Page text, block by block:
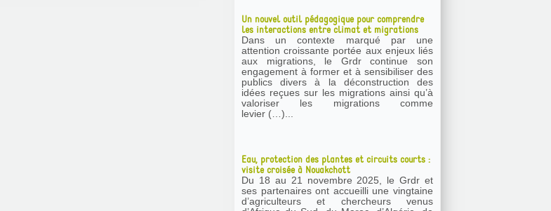
Un nouvel outil pédagogique pour comprendre
les interactions entre climat et migrations
Dans un contexte marqué par une
attention croissante portée aux enjeux liés
aux migrations, le Grdr continue son
engagement à former et à sensibiliser des
publics divers à la déconstruction des
idées reçues sur les migrations ainsi qu’à
valoriser les migrations comme
levier (…)...
Eau, protection des plantes et circuits courts :
visite croisée à Nouakchott
Du 18 au 21 novembre 2025, le Grdr et
ses partenaires ont accueilli une vingtaine
d’agriculteurs et chercheurs venus